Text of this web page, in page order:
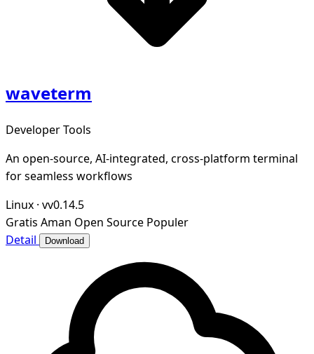
waveterm
Developer Tools
An open-source, AI-integrated, cross-platform terminal
for seamless workflows
Linux · vv0.14.5
Gratis Aman Open Source Populer
Detail
Download